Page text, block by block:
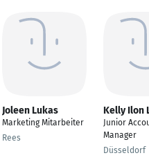
Joleen Lukas
Marketing Mitarbeiter
Rees
Kelly Ilon
Junior
Manager
Düsseldorf